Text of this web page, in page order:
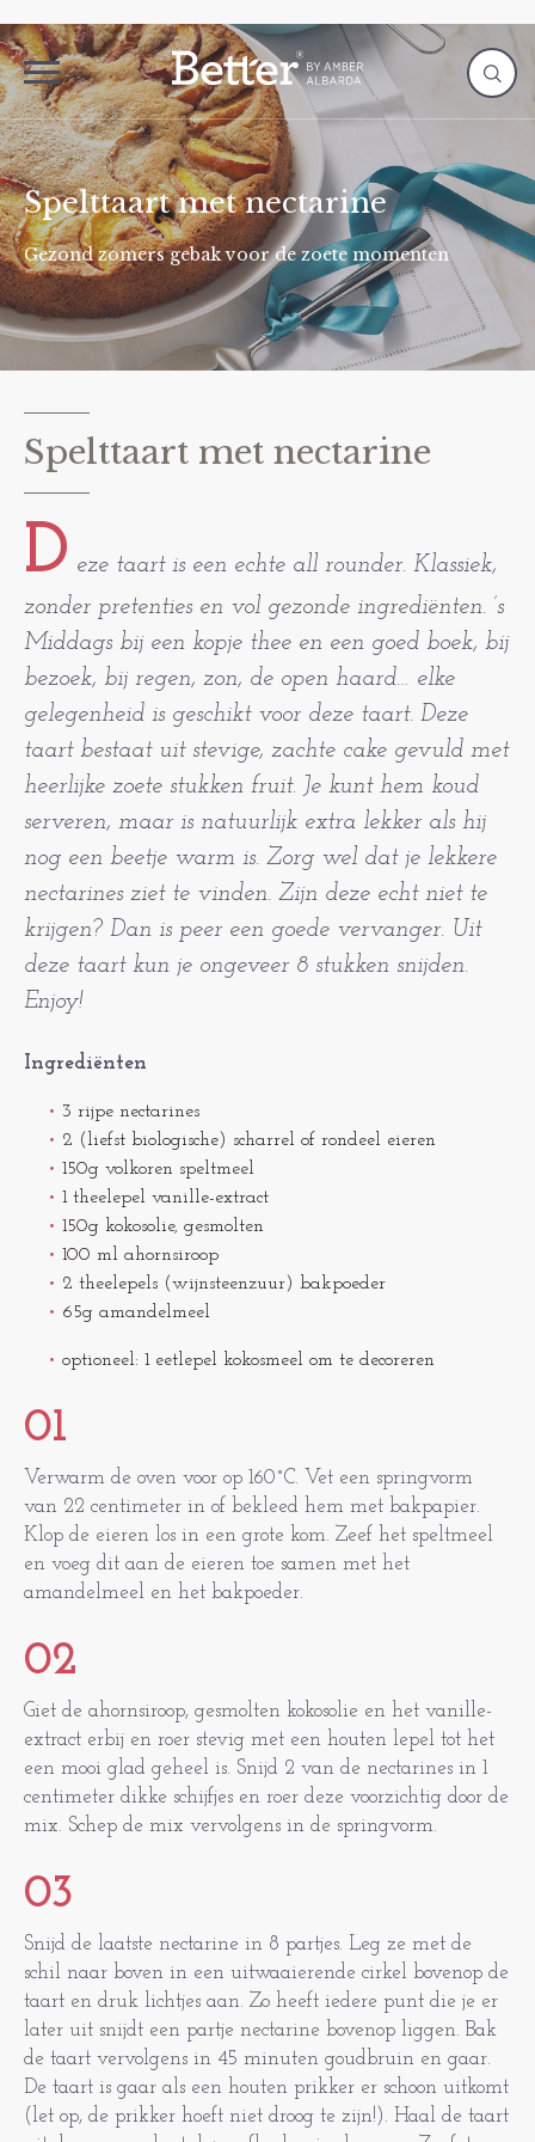
Spelttaart met nectarine
Gezond zomers gebak voor de zoete momenten
Spelttaart met nectarine
D eze taart is een echte all rounder. Klassiek,
zonder pretenties en vol gezonde ingrediënten. ’s
Middags bij een kopje thee en een goed boek, bij
bezoek, bij regen, zon, de open haard… elke
gelegenheid is geschikt voor deze taart. Deze
taart bestaat uit stevige, zachte cake gevuld met
heerlijke zoete stukken fruit. Je kunt hem koud
serveren, maar is natuurlijk extra lekker als hij
nog een beetje warm is. Zorg wel dat je lekkere
nectarines ziet te vinden. Zijn deze echt niet te
krijgen? Dan is peer een goede vervanger. Uit
deze taart kun je ongeveer 8 stukken snijden.
Enjoy!
Ingrediënten
3 rijpe nectarines
2 (liefst biologische) scharrel of rondeel eieren
150g volkoren speltmeel
1 theelepel vanille-extract
150g kokosolie, gesmolten
100 ml ahornsiroop
2 theelepels (wijnsteenzuur) bakpoeder
65g amandelmeel
optioneel: 1 eetlepel kokosmeel om te decoreren
01
Verwarm de oven voor op 160˚C. Vet een springvorm
van 22 centimeter in of bekleed hem met bakpapier.
Klop de eieren los in een grote kom. Zeef het speltmeel
en voeg dit aan de eieren toe samen met het
amandelmeel en het bakpoeder.
02
Giet de ahornsiroop, gesmolten kokosolie en het vanille-
extract erbij en roer stevig met een houten lepel tot het
een mooi glad geheel is. Snijd 2 van de nectarines in 1
centimeter dikke schijfjes en roer deze voorzichtig door de
mix. Schep de mix vervolgens in de springvorm.
03
Snijd de laatste nectarine in 8 partjes. Leg ze met de
schil naar boven in een uitwaaierende cirkel bovenop de
taart en druk lichtjes aan. Zo heeft iedere punt die je er
later uit snijdt een partje nectarine bovenop liggen. Bak
de taart vervolgens in 45 minuten goudbruin en gaar.
De taart is gaar als een houten prikker er schoon uitkomt
(let op, de prikker hoeft niet droog te zijn!). Haal de taart